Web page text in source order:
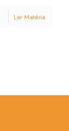
Ler Matéria